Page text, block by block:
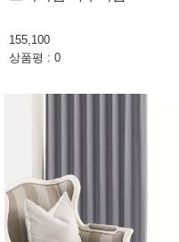
155,100
상품평 : 0